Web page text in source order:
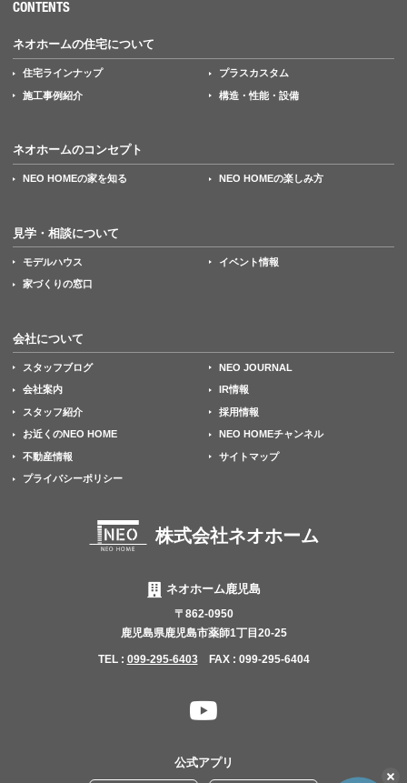
CONTENTS
ネオホームの住宅について
住宅ラインナップ プラスカスタム
施工事例紹介 構造・性能・設備
ネオホームのコンセプト
NEO HOMEの家を知る NEO HOMEの楽しみ方
見学・相談について
モデルハウス イベント情報
家づくりの窓口
会社について
スタッフブログ NEO JOURNAL
会社案内 IR情報
スタッフ紹介 採用情報
お近くのNEO HOME NEO HOMEチャンネル
不動産情報 サイトマップ
プライバシーポリシー
株式会社ネオホーム
ネオホーム鹿児島
〒862-0950
鹿児島県鹿児島市薬師1丁目20-25
TEL : 099-295-6403 FAX : 099-295-6404
ン
公式アプリ